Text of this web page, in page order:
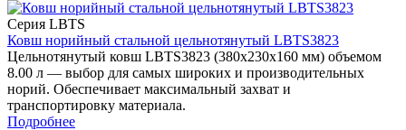
Серия LBTS
Ковш норийный стальной цельнотянутый LBTS3823
Цельнотянутый ковш LBTS3823 (380x230x160 мм) объемом
8.00 л — выбор для самых широких и производительных
норий. Обеспечивает максимальный захват и
транспортировку материала.
Подробнее